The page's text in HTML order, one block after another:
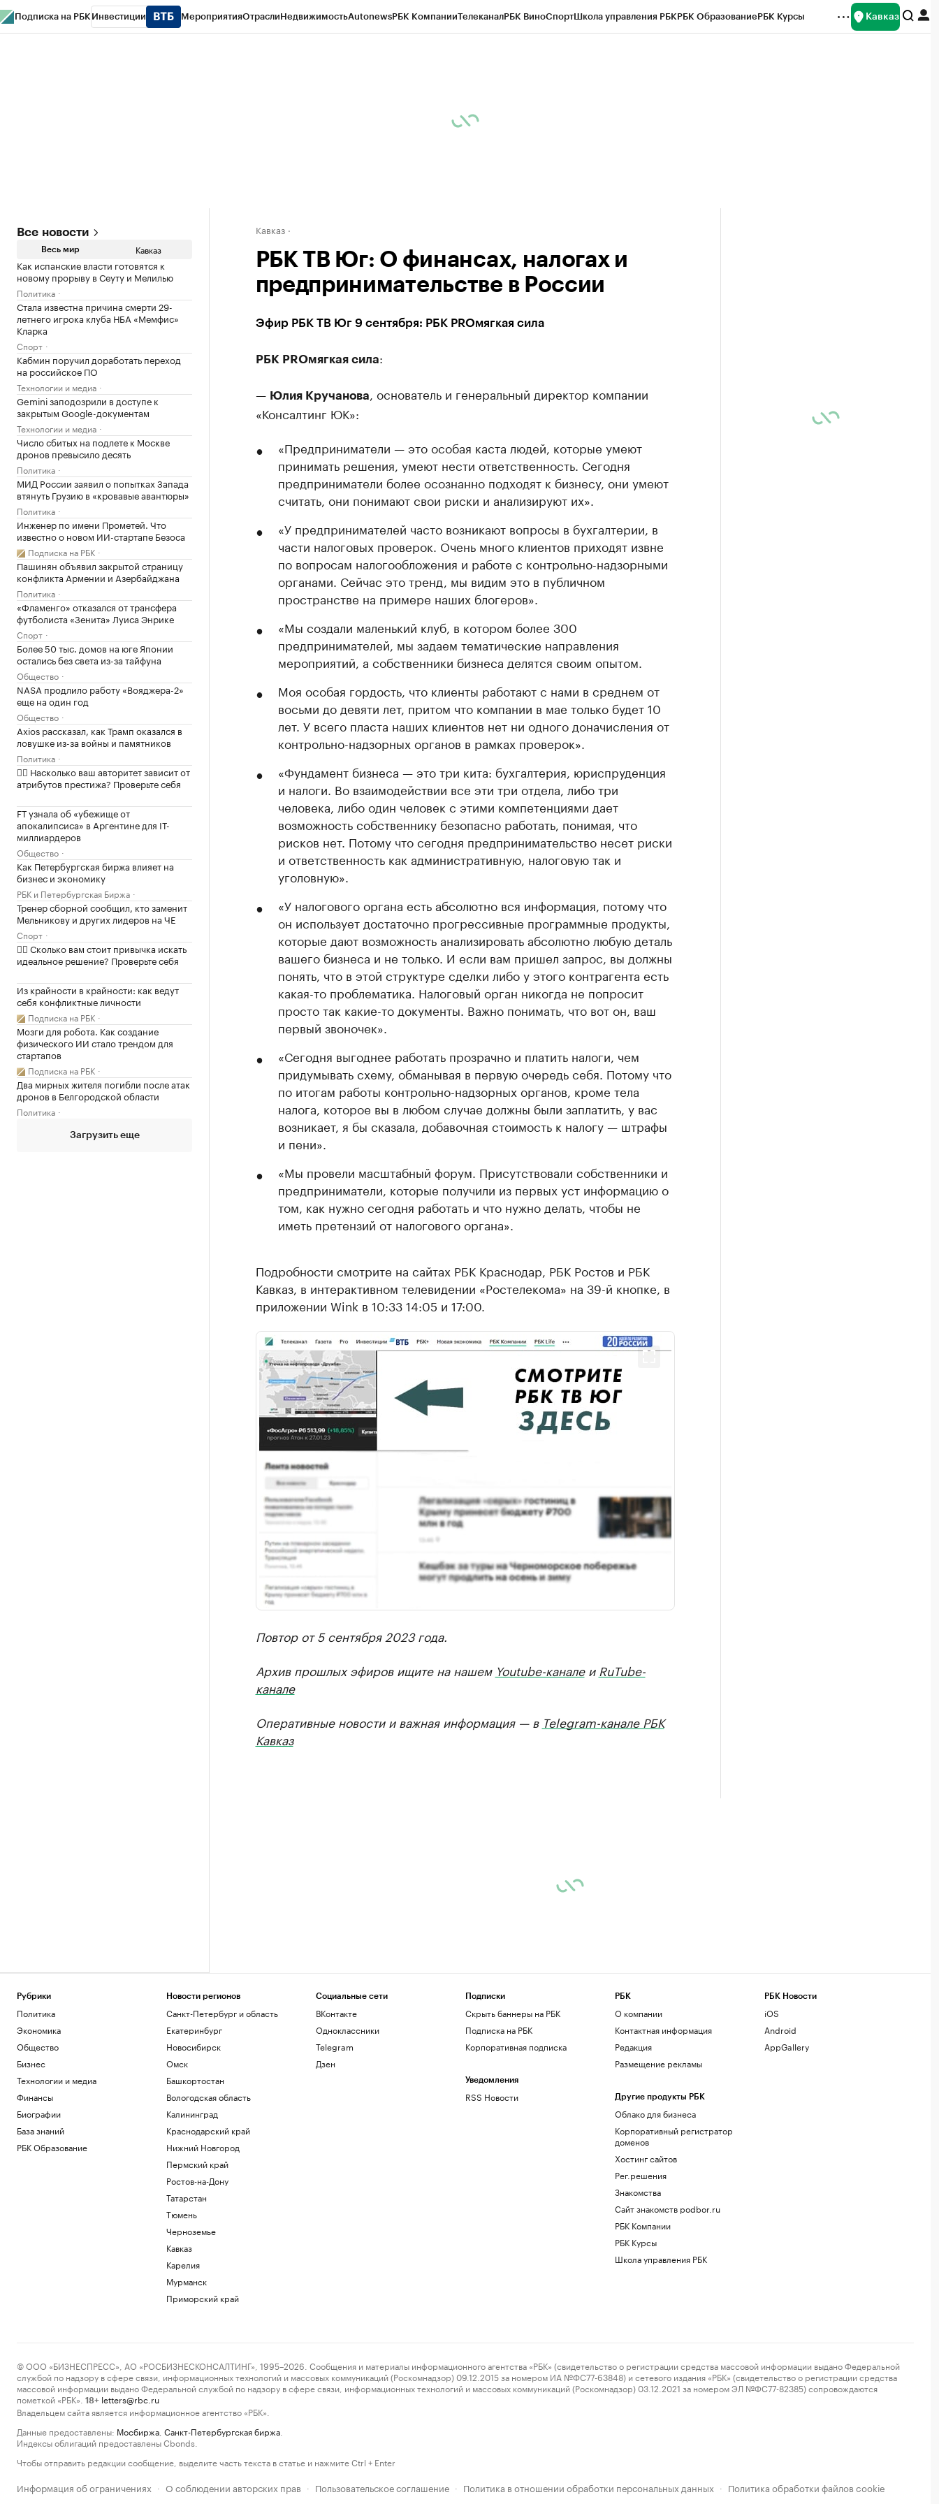
Подписка на РБК Инвестиции МероприятияОтраслиНедвижимостьAutonewsРБК КомпанииТелеканалРБК ВиноСпортШкола управления РБКРБК ОбразованиеРБК Курсы Кавказ
Все новости
Весь мир Кавказ
Как испанские власти готовятся к
новому прорыву в Сеуту и Мелилью
Политика
Стала известна причина смерти 29-
летнего игрока клуба НБА «Мемфис»
Кларка
Спорт
Кабмин поручил доработать переход
на российское ПО
Технологии и медиа
Gemini заподозрили в доступе к
закрытым Google-документам
Технологии и медиа
Число сбитых на подлете к Москве
дронов превысило десять
Политика
МИД России заявил о попытках Запада
втянуть Грузию в «кровавые авантюры»
Политика
Инженер по имени Прометей. Что
известно о новом ИИ-стартапе Безоса
Подписка на РБК
Пашинян объявил закрытой страницу
конфликта Армении и Азербайджана
Политика
«Фламенго» отказался от трансфера
футболиста «Зенита» Луиса Энрике
Спорт
Более 50 тыс. домов на юге Японии
остались без света из-за тайфуна
Общество
NASA продлило работу «Вояджера-2»
еще на один год
Общество
Axios рассказал, как Трамп оказался в
ловушке из-за войны и памятников
Политика
✍🏻 Насколько ваш авторитет зависит от
атрибутов престижа? Проверьте себя
FT узнала об «убежище от
апокалипсиса» в Аргентине для IT-
миллиардеров
Общество
Как Петербургская биржа влияет на
бизнес и экономику
РБК и Петербургская Биржа
Тренер сборной сообщил, кто заменит
Мельникову и других лидеров на ЧЕ
Спорт
✍🏻 Сколько вам стоит привычка искать
идеальное решение? Проверьте себя
Из крайности в крайности: как ведут
себя конфликтные личности
Подписка на РБК
Мозги для робота. Как создание
физического ИИ стало трендом для
стартапов
Подписка на РБК
Два мирных жителя погибли после атак
дронов в Белгородской области
Политика
Загрузить еще
Кавказ
РБК ТВ Юг: О финансах, налогах и
предпринимательстве в России
Эфир РБК ТВ Юг 9 сентября: РБК PROмягкая сила
РБК PROмягкая сила:
— Юлия Кручанова
, основатель и генеральный директор компании
«Консалтинг ЮК»:
«Предприниматели — это особая каста людей, которые умеют
принимать решения, умеют нести ответственность. Сегодня
предприниматели более осознанно подходят к бизнесу, они умеют
считать, они понимают свои риски и анализируют их».
«У предпринимателей часто возникают вопросы в бухгалтерии, в
части налоговых проверок. Очень много клиентов приходят извне
по вопросам налогообложения и работе с контрольно-надзорными
органами. Сейчас это тренд, мы видим это в публичном
пространстве на примере наших блогеров».
«Мы создали маленький клуб, в котором более 300
предпринимателей, мы задаем тематические направления
мероприятий, а собственники бизнеса делятся своим опытом.
Моя особая гордость, что клиенты работают с нами в среднем от
восьми до девяти лет, притом что компании в мае только будет 10
лет. У всего пласта наших клиентов нет ни одного доначисления от
контрольно-надзорных органов в рамках проверок».
«Фундамент бизнеса — это три кита: бухгалтерия, юриспруденция
и налоги. Во взаимодействии все эти три отдела, либо три
человека, либо один человек с этими компетенциями дает
возможность собственнику безопасно работать, понимая, что
рисков нет. Потому что сегодня предпринимательство несет риски
и ответственность как административную, налоговую так и
уголовную».
«У налогового органа есть абсолютно вся информация, потому что
он использует достаточно прогрессивные программные продукты,
которые дают возможность анализировать абсолютно любую деталь
вашего бизнеса и не только. И если вам пришел запрос, вы должны
понять, что в этой структуре сделки либо у этого контрагента есть
какая-то проблематика. Налоговый орган никогда не попросит
просто так какие-то документы. Важно понимать, что вот он, ваш
первый звоночек».
«Сегодня выгоднее работать прозрачно и платить налоги, чем
придумывать схему, обманывая в первую очередь себя. Потому что
по итогам работы контрольно-надзорных органов, кроме тела
налога, которое вы в любом случае должны были заплатить, у вас
возникает, я бы сказала, добавочная стоимость к налогу — штрафы
и пени».
«Мы провели масштабный форум. Присутствовали собственники и
предприниматели, которые получили из первых уст информацию о
том, как нужно сегодня работать и что нужно делать, чтобы не
иметь претензий от налогового органа».
Подробности смотрите на сайтах РБК Краснодар, РБК Ростов и РБК
Кавказ, в интерактивном телевидении «Ростелекома» на 39-й кнопке, в
приложении Wink в 10:33 14:05 и 17:00.
Повтор от 5 сентября 2023 года.
Архив прошлых эфиров ищите на нашем Youtube-каналеи RuTube-
канале
Оперативные новости и важная информация — в Telegram-канале РБК
Кавказ
Рубрики
Политика
Экономика
Общество
Бизнес
Технологии и медиа
Финансы
Биографии
База знаний
РБК Образование
Новости регионов
Санкт-Петербург и область
Екатеринбург
Новосибирск
Омск
Башкортостан
Вологодская область
Калининград
Краснодарский край
Нижний Новгород
Пермский край
Ростов-на-Дону
Татарстан
Тюмень
Черноземье
Кавказ
Карелия
Мурманск
Приморский край
Социальные сети
ВКонтакте
Одноклассники
Telegram
Дзен
Подписки
Скрыть баннеры на РБК
Подписка на РБК
Корпоративная подписка
Уведомления
RSS Новости
РБК
О компании
Контактная информация
Редакция
Размещение рекламы
Другие продукты РБК
Облако для бизнеса
Корпоративный регистратор
доменов
Хостинг сайтов
Рег.решения
Знакомства
Сайт знакомств podbor.ru
РБК Компании
РБК Курсы
Школа управления РБК
РБК Новости
iOS
Android
AppGallery
© ООО «БИЗНЕСПРЕСС», АО «РОСБИЗНЕСКОНСАЛТИНГ», 1995–2026. Сообщения и материалы информационного агентства «РБК» (свидетельство о регистрации средства массовой информации выдано Федеральной
службой по надзору в сфере связи, информационных технологий и массовых коммуникаций (Роскомнадзор) 09.12.2015 за номером ИА №ФС77-63848) и сетевого издания «РБК» (свидетельство о регистрации средства
массовой информации выдано Федеральной службой по надзору в сфере связи, информационных технологий и массовых коммуникаций (Роскомнадзор) 03.12.2021 за номером ЭЛ №ФС77-82385) сопровождаются
пометкой «РБК».
18+ letters@rbc.ru
Владельцем сайта является информационное агентство «РБК».
Данные предоставлены: Мосбиржа Санкт-Петербургская биржа
Индексы облигаций предоставлены Cbonds.
Чтобы отправить редакции сообщение, выделите часть текста в статье и нажмите Ctrl + Enter
Информация об ограничениях · О соблюдении авторских прав · Пользовательское соглашение · Политика в отношении обработки персональных данных · Политика обработки файлов cookie